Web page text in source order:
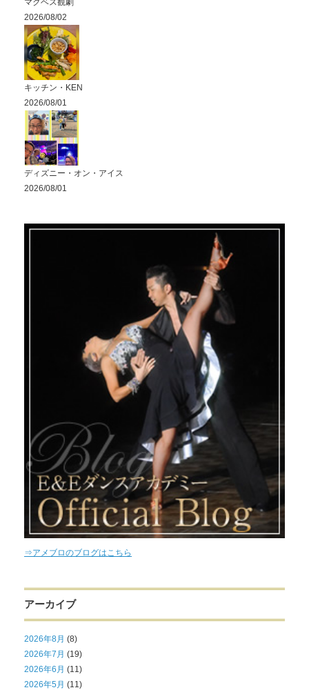
2026/08/02
キッチン・KEN
2026/08/01
ディズニー・オン・アイス
2026/08/01
⇒アメブロのブログはこちら
アーカイブ
2026年8月 (8)
2026年7月 (19)
2026年6月 (11)
2026年5月 (11)